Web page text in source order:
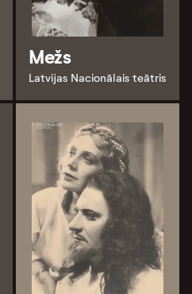
Mežs
Latvijas Nacionālais teātris